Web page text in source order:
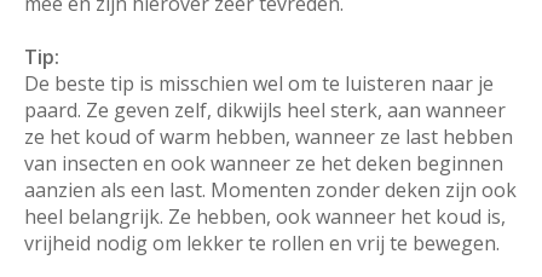
Tip:
De beste tip is misschien wel om te luisteren naar je
paard. Ze geven zelf, dikwijls heel sterk, aan wanneer
ze het koud of warm hebben, wanneer ze last hebben
van insecten en ook wanneer ze het deken beginnen
aanzien als een last. Momenten zonder deken zijn ook
heel belangrijk. Ze hebben, ook wanneer het koud is,
vrijheid nodig om lekker te rollen en vrij te bewegen.